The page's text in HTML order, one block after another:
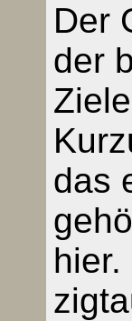
Der
der
das